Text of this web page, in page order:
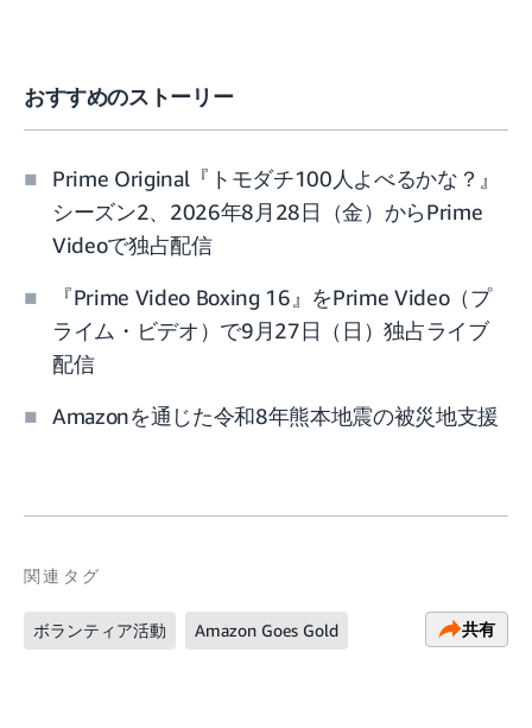
おすすめのストーリー
Prime Original『トモダチ100人よべるかな？』
シーズン2、2026年8月28日（金）からPrime
Videoで独占配信
『Prime Video Boxing 16』をPrime Video（プ
ライム・ビデオ）で9月27日（日）独占ライブ
配信
Amazonを通じた令和8年熊本地震の被災地支援
関連タグ
ボランティア活動 Amazon Goes Gold 共有